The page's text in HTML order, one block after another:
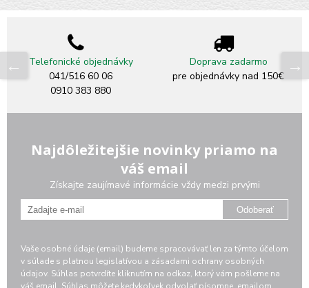
Telefonické objednávky
041/516 60 06
0910 383 880
Doprava zadarmo
pre objednávky nad 150€
Najdôležitejšie novinky priamo na
váš email
Získajte zaujímavé informácie vždy medzi prvými
Odoberať
Vaše osobné údaje (email) budeme spracovávať len za týmto účelom
v súlade s platnou legislatívou a zásadami ochrany osobných
údajov. Súhlas potvrdíte kliknutím na odkaz, ktorý vám pošleme na